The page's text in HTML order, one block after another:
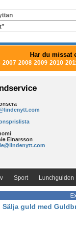
Har du missat
2007 2008 2009 2010
Einarsson
Sport Lunchguiden
Sälja guld med